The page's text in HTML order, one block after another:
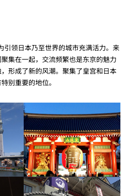
引领日本乃至世界的城市充满活力。来
集在一起，交流频繁也是东京的魅力
形成了新的风潮。聚集了皇宫和日本
别重要的地位。